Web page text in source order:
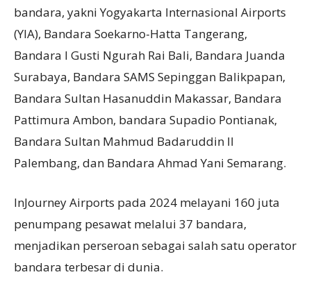
bandara, yakni Yogyakarta Internasional Airports
(YIA), Bandara Soekarno-Hatta Tangerang,
Bandara I Gusti Ngurah Rai Bali, Bandara Juanda
Surabaya, Bandara SAMS Sepinggan Balikpapan,
Bandara Sultan Hasanuddin Makassar, Bandara
Pattimura Ambon, bandara Supadio Pontianak,
Bandara Sultan Mahmud Badaruddin II
Palembang, dan Bandara Ahmad Yani Semarang.
InJourney Airports pada 2024 melayani 160 juta
penumpang pesawat melalui 37 bandara,
menjadikan perseroan sebagai salah satu operator
bandara terbesar di dunia.